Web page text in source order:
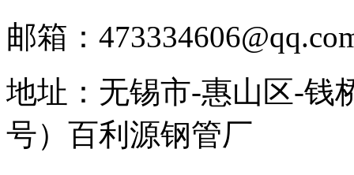
邮箱：
地址：无锡市-惠山区-钱
号）百利源钢管厂